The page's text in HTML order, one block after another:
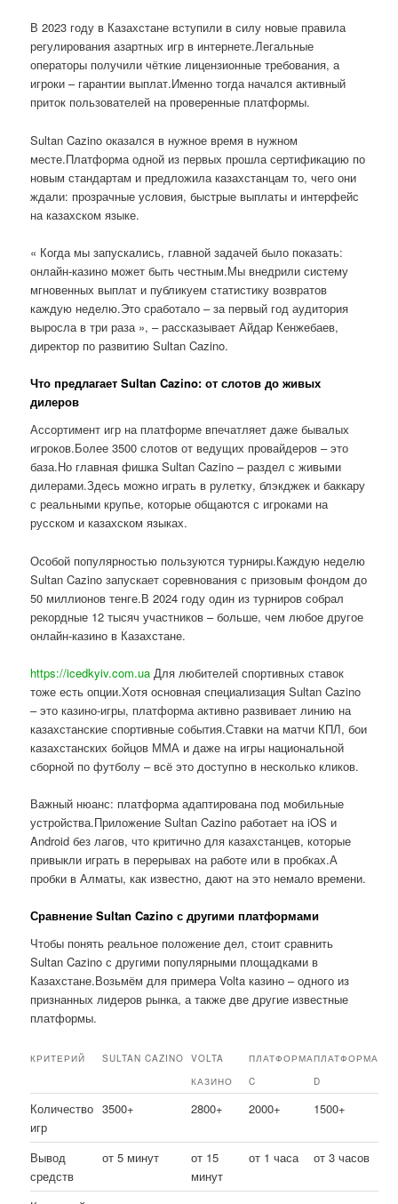
В 2023 году в Казахстане вступили в силу новые правила
регулирования азартных игр в интернете.Легальные
операторы получили чёткие лицензионные требования, а
игроки – гарантии выплат.Именно тогда начался активный
приток пользователей на проверенные платформы.
Sultan Cazino оказался в нужное время в нужном
месте.Платформа одной из первых прошла сертификацию по
новым стандартам и предложила казахстанцам то, чего они
ждали: прозрачные условия, быстрые выплаты и интерфейс
на казахском языке.
« Когда мы запускались, главной задачей было показать:
онлайн-казино может быть честным.Мы внедрили систему
мгновенных выплат и публикуем статистику возвратов
каждую неделю.Это сработало – за первый год аудитория
выросла в три раза », – рассказывает Айдар Кенжебаев,
директор по развитию Sultan Cazino.
Что предлагает Sultan Cazino: от слотов до живых
дилеров
Ассортимент игр на платформе впечатляет даже бывалых
игроков.Более 3500 слотов от ведущих провайдеров – это
база.Но главная фишка Sultan Cazino – раздел с живыми
дилерами.Здесь можно играть в рулетку, блэкджек и баккару
с реальными крупье, которые общаются с игроками на
русском и казахском языках.
Особой популярностью пользуются турниры.Каждую неделю
Sultan Cazino запускает соревнования с призовым фондом до
50 миллионов тенге.В 2024 году один из турниров собрал
рекордные 12 тысяч участников – больше, чем любое другое
онлайн-казино в Казахстане.
https://icedkyiv.com.ua Для любителей спортивных ставок
тоже есть опции.Хотя основная специализация Sultan Cazino
– это казино-игры, платформа активно развивает линию на
казахстанские спортивные события.Ставки на матчи КПЛ, бои
казахстанских бойцов ММА и даже на игры национальной
сборной по футболу – всё это доступно в несколько кликов.
Важный нюанс: платформа адаптирована под мобильные
устройства.Приложение Sultan Cazino работает на iOS и
Android без лагов, что критично для казахстанцев, которые
привыкли играть в перерывах на работе или в пробках.А
пробки в Алматы, как известно, дают на это немало времени.
Сравнение Sultan Cazino с другими платформами
Чтобы понять реальное положение дел, стоит сравнить
Sultan Cazino с другими популярными площадками в
Казахстане.Возьмём для примера Volta казино – одного из
признанных лидеров рынка, а также две другие известные
платформы.
КРИТЕРИЙ SULTAN CAZINO
VOLTA
КАЗИНО
ПЛАТФОРМА
C
ПЛАТФОРМА
D
Количество
игр
3500+ 2800+ 2000+ 1500+
Вывод
средств
от 5 минут
от 15
минут
от 1 часа от 3 часов